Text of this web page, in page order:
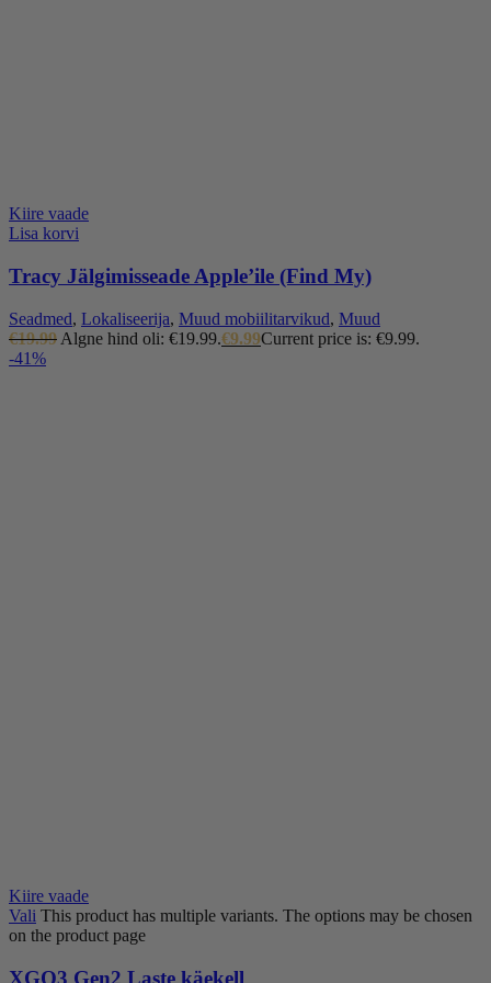
Kiire vaade
Lisa korvi
Tracy Jälgimisseade Apple’ile (Find My)
Seadmed, Lokaliseerija, Muud mobiilitarvikud, Muud
€19.99 Algne hind oli: €19.99.€9.99Current price is: €9.99.
-41%
Kiire vaade
Vali This product has multiple variants. The options may be chosen
on the product page
XGO3 Gen2 Laste käekell